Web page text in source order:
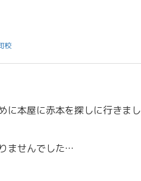
校
に本屋に赤本を探しに行きまし
ませんでした…